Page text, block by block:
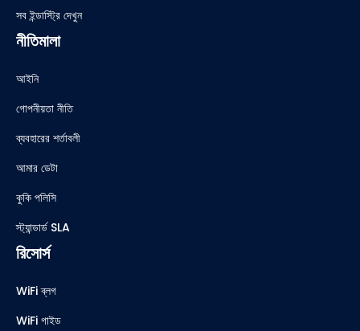
সব ইন্ডাস্ট্রি দেখুন
নীতিমালা
আইনি
গোপনীয়তা নীতি
ব্যবহারের শর্তাবলী
আমার ডেটা
কুকি পলিসি
স্ট্যান্ডার্ড SLA
রিসোর্স
WiFi ব্লগ
WiFi গাইড